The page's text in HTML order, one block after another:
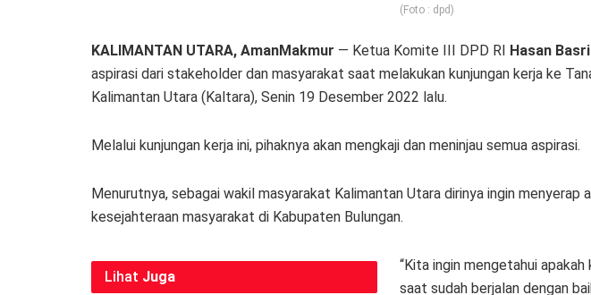
(Foto : dpd)
KALIMANTAN UTARA, AmanMakmur — Ketua Komite III DPD RI Hasan Basri
aspirasi dari stakeholder dan masyarakat saat melakukan kunjungan kerja ke
Kalimantan Utara (Kaltara), Senin 19 Desember 2022 lalu.
Melalui kunjungan kerja ini, pihaknya akan mengkaji dan meninjau semua aspirasi.
Menurutnya, sebagai wakil masyarakat Kalimantan Utara dirinya ingin menyerap
kesejahteraan masyarakat di Kabupaten Bulungan.
Lihat Juga
“Kita ingin mengetahui
saat sudah berjalan dengan